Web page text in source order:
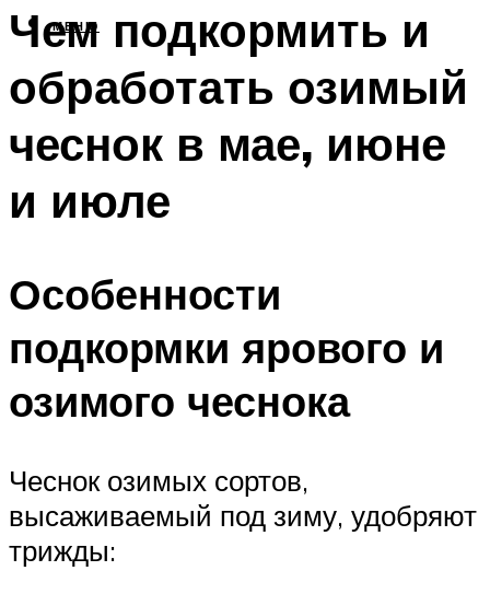
МЕНЮ
Чем подкормить и
обработать озимый
чеснок в мае, июне
и июле
Особенности
подкормки ярового и
озимого чеснока
Чеснок озимых сортов,
высаживаемый под зиму, удобряют
трижды: